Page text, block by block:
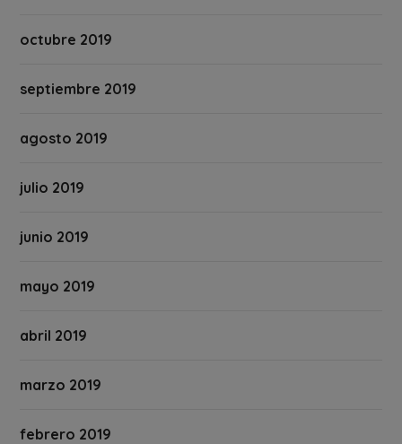
octubre 2019
septiembre 2019
agosto 2019
julio 2019
junio 2019
mayo 2019
abril 2019
marzo 2019
febrero 2019